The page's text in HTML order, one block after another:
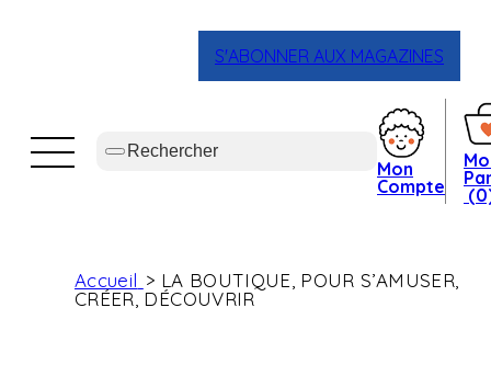
S'ABONNER AUX MAGAZINES
Mon
Compte
Accueil
LA BOUTIQUE, POUR S’AMUSER,
CRÉER, DÉCOUVRIR